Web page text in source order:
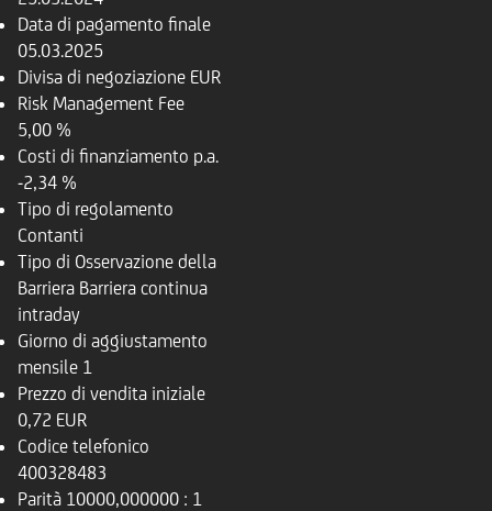
Data di pagamento finale
05.03.2025
Divisa di negoziazione EUR
Risk Management Fee
5,00 %
Costi di finanziamento p.a.
-2,34 %
Tipo di regolamento
Contanti
Tipo di Osservazione della
Barriera Barriera continua
intraday
Giorno di aggiustamento
mensile 1
Prezzo di vendita iniziale
0,72 EUR
Codice telefonico
400328483
Parità 10000,000000 : 1